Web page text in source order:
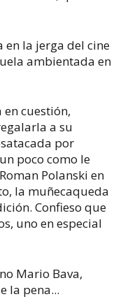
en la jerga del cine
ambientada en
en cuestión,
a su
por
poco como le
Polanski en
la muñecaqueda
Confieso que
uno en especial
Mario Bava,
la pena...